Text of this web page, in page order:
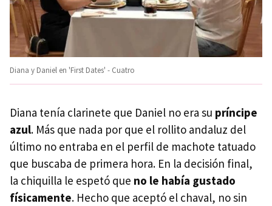
Diana y Daniel en 'First Dates' - Cuatro
Diana tenía clarinete que Daniel no era su príncipe
azul. Más que nada por que el rollito andaluz del
último no entraba en el perfil de machote tatuado
que buscaba de primera hora. En la decisión final,
la chiquilla le espetó que no le había gustado
físicamente. Hecho que aceptó el chaval, no sin